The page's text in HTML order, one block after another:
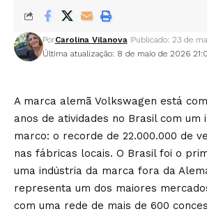
Última atualização: 8 de maio de 2026
PorCarolina Vilanova Publicado: 23 de
A marca alemã Volkswagen está
anos de atividades no Brasil com um
marco: o recorde de 22.000.000 de
nas fábricas locais. O Brasil foi o
uma indústria da marca fora da
representa um dos maiores
com uma rede de mais de 600